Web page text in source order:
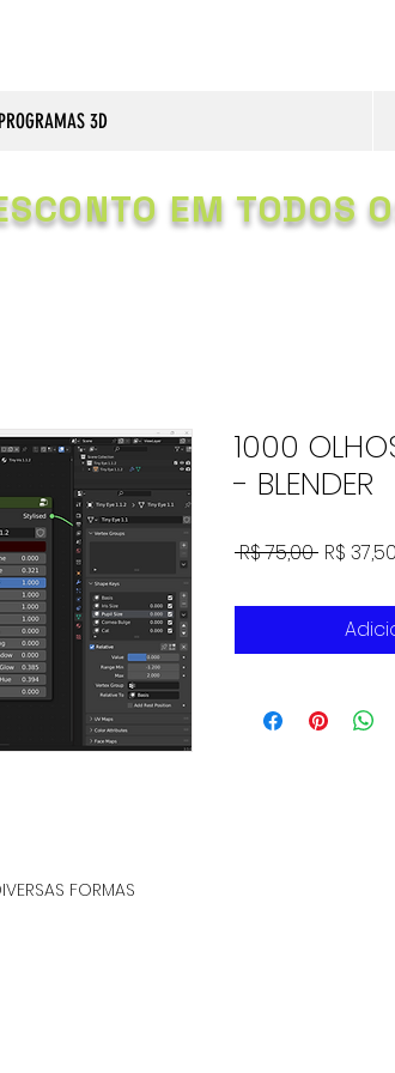
PROGRAMAS 3D
EM TODOS
FORMAS
1000
- BLENDER
R$ 75,00 Preço
R$ 37,50